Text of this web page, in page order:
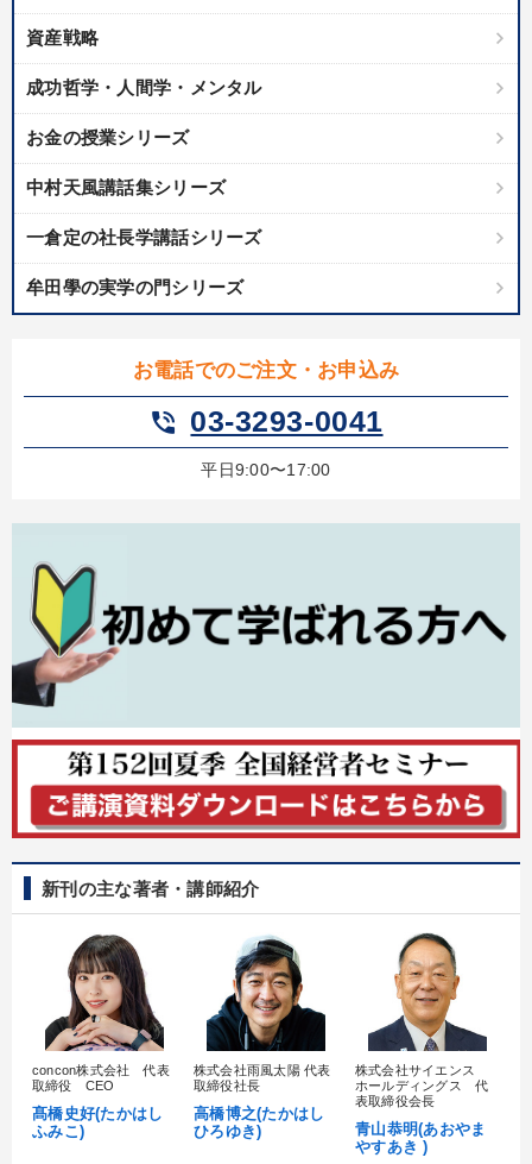
キーワード
プレゼン 多角化・新規事業
営業力強化 成功哲学
※「更新」を押すと「テーマ」「キーワード」を更新いただけます。
ondemand_video 経営音声・動画を探す refresh 更新する
全国経営者セミナー収録物以外の経営教材（全762タイトル）からお探
仕事のスキルと人間力を高める知恵を身につける
集２タイトル
資産戦略
「利上げ時代の最新・銀行対策」＋「不動産市況予測」＋「市場
予測と株式投資」最新刊
【4月】音声・映像 歴史・古典に学ぶ実務講話
経済・景気・相場予測 【6月】音声・映像
成功哲学・人間学 148回夏季大会
目的別
経営体系を学びたい 販売力を強化したい
財務・数字力の向上 組織を強化したい
新事業・新商品づくり 業績を伸ばしたい
資産戦略
成功哲学・人間学・メンタル
お金の授業シリーズ
中村天風講話集シリーズ
一倉定の社長学講話シリーズ
牟田學の実学の門シリーズ
お電話でのご注文・お申込み
phone_in_talk 03-3293-0041
平日9:00〜17:00
新刊の主な著者・講師紹介
concon株式会社 代表
取締役 CEO
髙橋史好(たかはし
ふみこ)
株式会社雨風太陽 代表
取締役社長
高橋博之(たかはし
ひろゆき)
株式会社サイエンス
ホールディングス 代
表取締役会長
青山恭明(あおやま
やすあき )